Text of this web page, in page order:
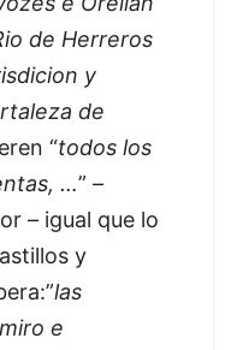
de Herreros
y
de
“todos los
…” –
– igual que lo
y
las
e